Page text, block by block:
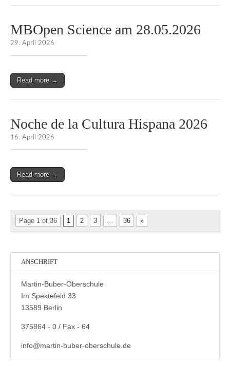
MBOpen Science am 28.05.2026
29. April 2026
Read more →
Noche de la Cultura Hispana 2026
16. April 2026
Read more →
Page 1 of 36 1 2 3 … 36 »
ANSCHRIFT
Martin-Buber-Oberschule
Im Spektefeld 33
13589 Berlin
375864 - 0 / Fax - 64
info@martin-buber-oberschule.de